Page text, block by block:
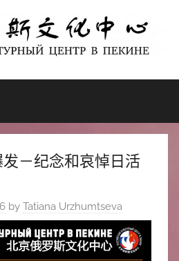
－纪念和哀悼日活
by Tatiana Urzhumtseva